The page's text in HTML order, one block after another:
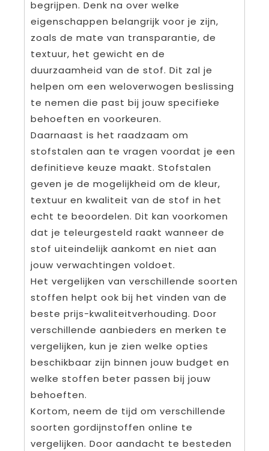
begrijpen. Denk na over welke
eigenschappen belangrijk voor je zijn,
zoals de mate van transparantie, de
textuur, het gewicht en de
duurzaamheid van de stof. Dit zal je
helpen om een weloverwogen beslissing
te nemen die past bij jouw specifieke
behoeften en voorkeuren.
Daarnaast is het raadzaam om
stofstalen aan te vragen voordat je een
definitieve keuze maakt. Stofstalen
geven je de mogelijkheid om de kleur,
textuur en kwaliteit van de stof in het
echt te beoordelen. Dit kan voorkomen
dat je teleurgesteld raakt wanneer de
stof uiteindelijk aankomt en niet aan
jouw verwachtingen voldoet.
Het vergelijken van verschillende soorten
stoffen helpt ook bij het vinden van de
beste prijs-kwaliteitverhouding. Door
verschillende aanbieders en merken te
vergelijken, kun je zien welke opties
beschikbaar zijn binnen jouw budget en
welke stoffen beter passen bij jouw
behoeften.
Kortom, neem de tijd om verschillende
soorten gordijnstoffen online te
vergelijken. Door aandacht te besteden